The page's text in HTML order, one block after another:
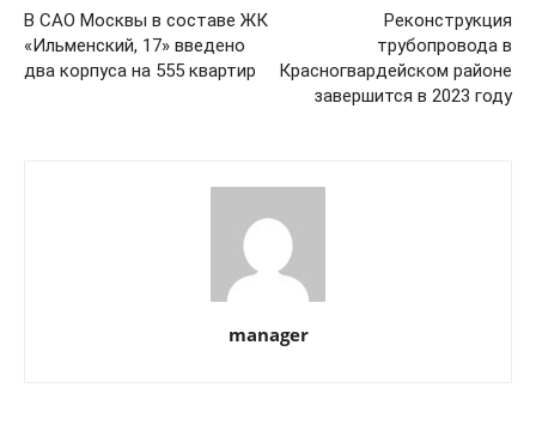
В САО Москвы в составе ЖК
«Ильменский, 17» введено
два корпуса на 555 квартир
Реконструкция
трубопровода в
Красногвардейском районе
завершится в 2023 году
manager